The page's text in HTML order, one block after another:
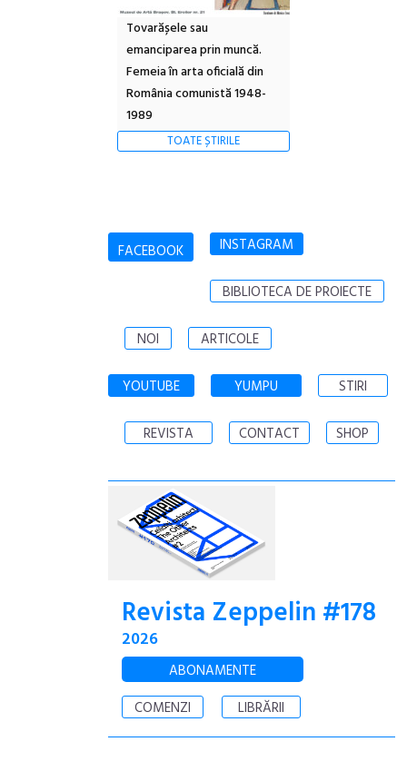
Tovarășele sau
emanciparea prin muncă.
Femeia în arta oficială din
România comunistă 1948-
1989
TOATE ȘTIRILE
FACEBOOK INSTAGRAM
BIBLIOTECA DE PROIECTE
NOI ARTICOLE
YOUTUBE YUMPU STIRI
REVISTA CONTACT SHOP
Revista Zeppelin #178
2026
ABONAMENTE
COMENZI
LIBRĂRII